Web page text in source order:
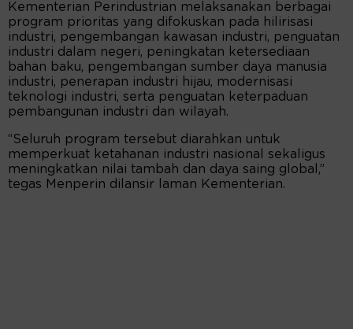
Kementerian Perindustrian melaksanakan berbagai
program prioritas yang difokuskan pada hilirisasi
industri, pengembangan kawasan industri, penguatan
industri dalam negeri, peningkatan ketersediaan
bahan baku, pengembangan sumber daya manusia
industri, penerapan industri hijau, modernisasi
teknologi industri, serta penguatan keterpaduan
pembangunan industri dan wilayah.
“Seluruh program tersebut diarahkan untuk
memperkuat ketahanan industri nasional sekaligus
meningkatkan nilai tambah dan daya saing global,”
tegas Menperin dilansir laman Kementerian.